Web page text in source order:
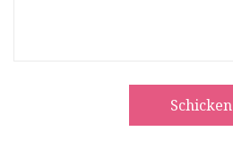
Schicken